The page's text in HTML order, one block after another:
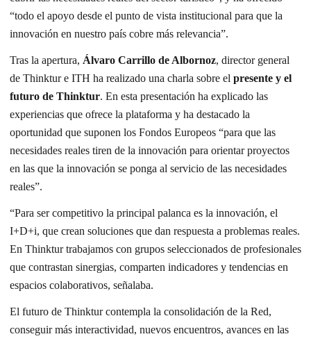
“todo el apoyo desde el punto de vista institucional para que la
innovación en nuestro país cobre más relevancia”.
Tras la apertura, Álvaro Carrillo de Albornoz, director general
de Thinktur e ITH ha realizado una charla sobre el presente y el
futuro de Thinktur. En esta presentación ha explicado las
experiencias que ofrece la plataforma y ha destacado la
oportunidad que suponen los Fondos Europeos “para que las
necesidades reales tiren de la innovación para orientar proyectos
en las que la innovación se ponga al servicio de las necesidades
reales”.
“Para ser competitivo la principal palanca es la innovación, el
I+D+i, que crean soluciones que dan respuesta a problemas reales.
En Thinktur trabajamos con grupos seleccionados de profesionales
que contrastan sinergias, comparten indicadores y tendencias en
espacios colaborativos, señalaba.
El futuro de Thinktur contempla la consolidación de la Red,
conseguir más interactividad, nuevos encuentros, avances en las